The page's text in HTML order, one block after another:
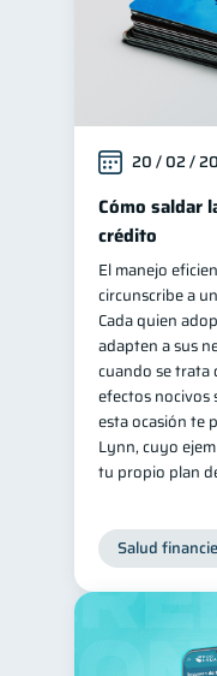
20 / 02 /
Cómo saldar
crédito
El manejo
circunscribe a
Cada quien
adapten a sus
cuando se trata
efectos nocivos
esta ocasión te
Lynn, cuyo
tu propio plan
Salud